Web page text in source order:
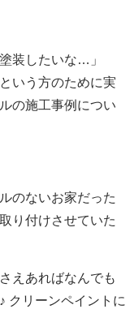
装したいな…」
いう方のために実
の施工事例につい
のないお家だった
り付けさせていた
えあればなんでも
クリーンペイントに